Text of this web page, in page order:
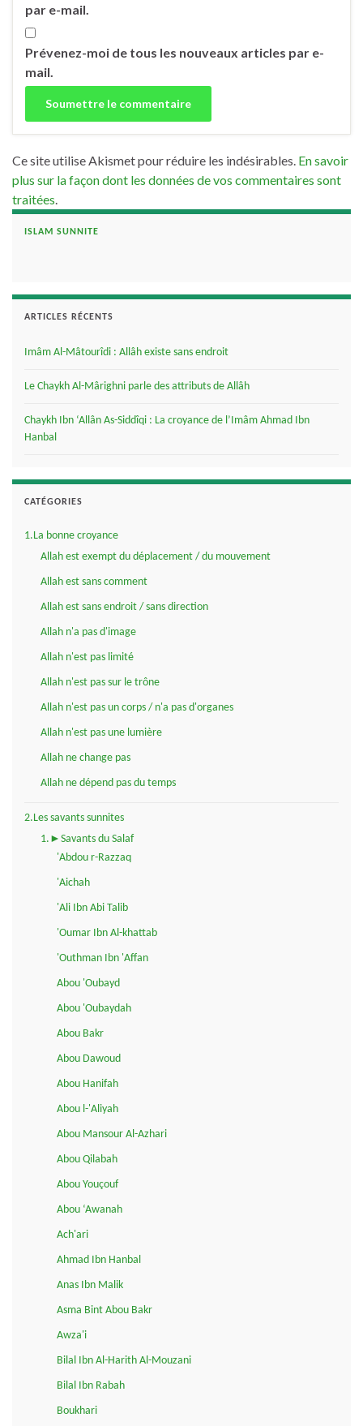
par e-mail.
Prévenez-moi de tous les nouveaux articles par e-
mail.
Ce site utilise Akismet pour réduire les indésirables. En savoir
plus sur la façon dont les données de vos commentaires sont
traitées.
ISLAM SUNNITE
ARTICLES RÉCENTS
Imâm Al-Mâtourîdi : Allâh existe sans endroit
Le Chaykh Al-Mârighni parle des attributs de Allâh
Chaykh Ibn ‘Allân As-Siddîqi : La croyance de l’Imâm Ahmad Ibn
Hanbal
CATÉGORIES
1.La bonne croyance
Allah est exempt du déplacement / du mouvement
Allah est sans comment
Allah est sans endroit / sans direction
Allah n'a pas d'image
Allah n'est pas limité
Allah n'est pas sur le trône
Allah n'est pas un corps / n'a pas d'organes
Allah n'est pas une lumière
Allah ne change pas
Allah ne dépend pas du temps
2.Les savants sunnites
1.►Savants du Salaf
'Abdou r-Razzaq
'Aichah
'Ali Ibn Abi Talib
'Oumar Ibn Al-khattab
'Outhman Ibn 'Affan
Abou 'Oubayd
Abou 'Oubaydah
Abou Bakr
Abou Dawoud
Abou Hanifah
Abou l-'Aliyah
Abou Mansour Al-Azhari
Abou Qilabah
Abou Youçouf
Abou ‘Awanah
Ach'ari
Ahmad Ibn Hanbal
Anas Ibn Malik
Asma Bint Abou Bakr
Awza'i
Bilal Ibn Al-Harith Al-Mouzani
Bilal Ibn Rabah
Boukhari